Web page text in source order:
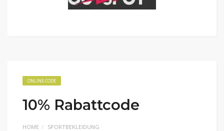
ONLINE CODE
10% Rabattcode
HOME SPORTBEKLEIDUNG